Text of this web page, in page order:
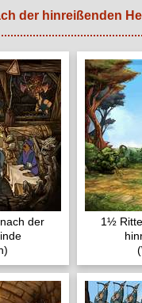
der hinreißenden
der
1½